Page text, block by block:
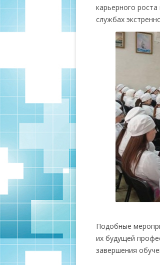
карьерного
службах
Подобные
их будущей
завершения